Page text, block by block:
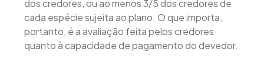
dos credores, ou ao menos 3/5 dos credores de
cada espécie sujeita ao plano. O que importa,
portanto, é a avaliação feita pelos credores
quanto à capacidade de pagamento do devedor.